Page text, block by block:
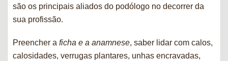
são os principais aliados do podólogo no decorrer da
sua profissão.
Preencher a ficha e a anamnese, saber lidar com calos,
calosidades, verrugas plantares, unhas encravadas,